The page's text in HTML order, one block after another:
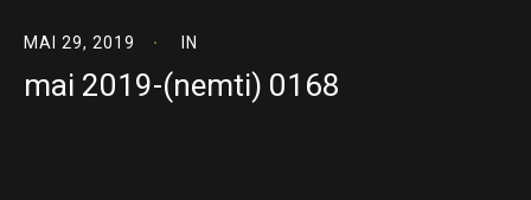
MAI 29, 2019 IN
mai 2019-(nemti) 0168